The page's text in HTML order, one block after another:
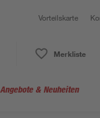
Vorteilskarte
Merkliste
Angebote & Neuheiten